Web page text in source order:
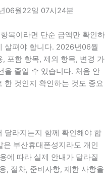
06월22일 07시24분
목이라면 단순 금액만 확인하
살펴야 합니다. 2026년06월
포함 항목, 제외 항목, 변경 가
을 줄일 수 있습니다. 처음 안
한 것인지 확인하는 것도 중요
달라지는지 함께 확인해야 합
부산휴대폰성지라도 개인
에 따라 실제 안내가 달라질
, 절차, 준비사항, 제한 사항을